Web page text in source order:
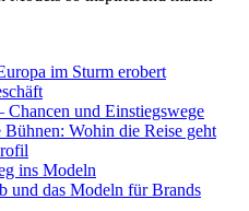
im Sturm erobert
und Einstiegswege
Wohin die Reise geht
ins Modeln
und das Modeln für Brands